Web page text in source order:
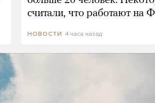
считали, что работают на
НОВОСТИ 4 часа назад